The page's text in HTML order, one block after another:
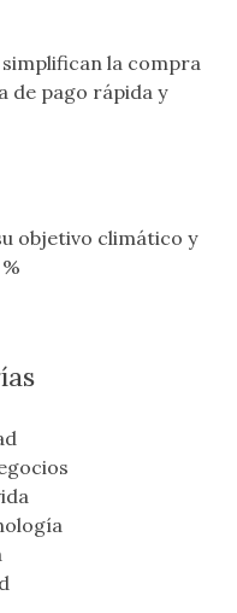
la compra
de pago rápida y
objetivo climático y